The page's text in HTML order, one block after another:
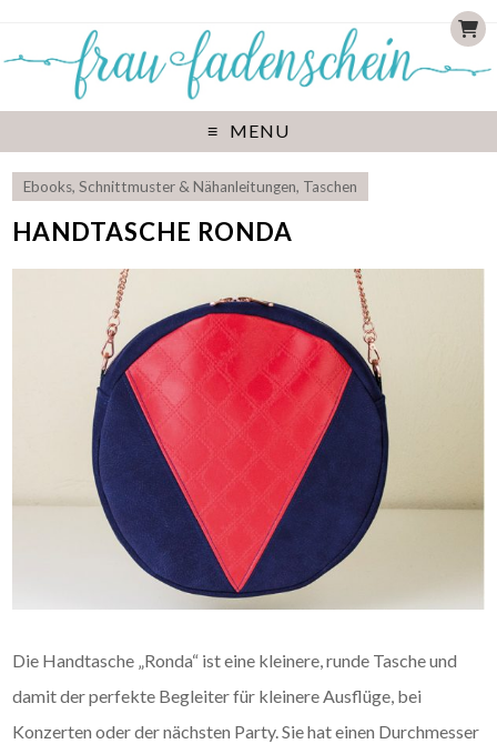
MENU
Ebooks,Schnittmuster & Nähanleitungen, Taschen
HANDTASCHE RONDA
Die Handtasche „Ronda“ ist eine kleinere, runde Tasche und
damit der perfekte Begleiter für kleinere Ausflüge, bei
Konzerten oder der nächsten Party. Sie hat einen Durchmesser